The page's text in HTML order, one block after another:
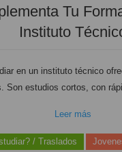
Tu
Instituto
en un instituto técnico
Son estudios cortos, con
Leer más
/ Traslados